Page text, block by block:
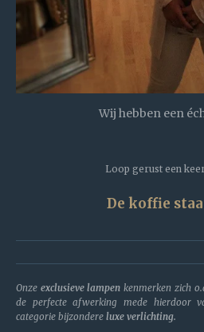
Wij hebben een
Loop gerust een
De koffie
Onze exclusieve lampen kenmerken zich
de perfecte afwerking mede hierdoor
categorie bijzondere luxe verlichting.